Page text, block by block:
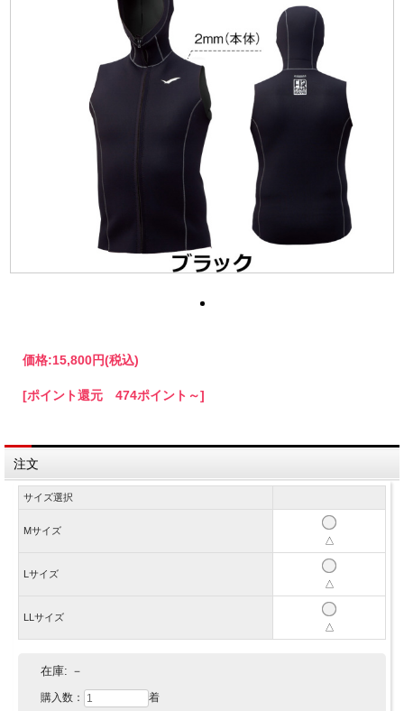
価格:15,800円(税込)
[ポイント還元 474ポイント～]
注文
サイズ選択
Mサイズ
△
Lサイズ
△
LLサイズ
△
在庫: －
購入数： 着